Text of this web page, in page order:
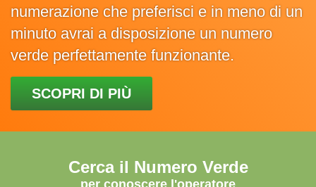
numerazione che preferisci e in meno di un
minuto avrai a disposizione un numero
verde perfettamente funzionante.
SCOPRI DI PIÙ
Cerca il Numero Verde
per conoscere l'operatore